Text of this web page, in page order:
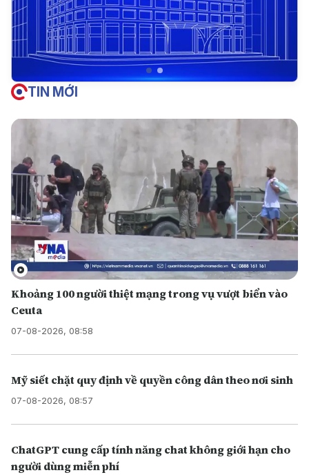
TIN MỚI
Khoảng 100 người thiệt mạng trong vụ vượt biển vào
Ceuta
07-08-2026, 08:58
Mỹ siết chặt quy định về quyền công dân theo nơi sinh
07-08-2026, 08:57
ChatGPT cung cấp tính năng chat không giới hạn cho
người dùng miễn phí